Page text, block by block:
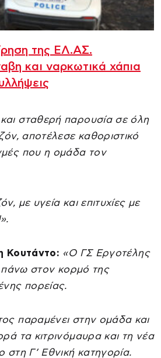
της ΕΛ.ΑΣ.
και ναρκωτικά χάπια
σταθερή παρουσία σε όλη
αποτέλεσε καθοριστικό
που η ομάδα τον
με υγεία και επιτυχίες με
Κουτάντο: «Ο ΓΣ Εργοτέλης
πάνω στον κορμό της
πορείας.
παραμένει στην ομάδα και
τα κιτρινόμαυρα και τη νέα
στη Γ’ Εθνική κατηγορία.